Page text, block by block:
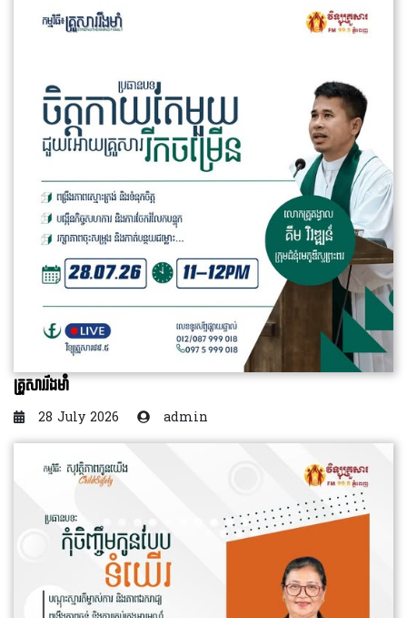
គ្រួសាររឹងមាំ
28 July 2026 admin